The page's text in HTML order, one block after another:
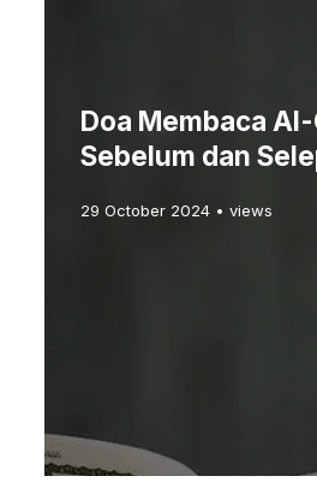
Doa Membaca
Sebelum dan
29 October 2024 • views